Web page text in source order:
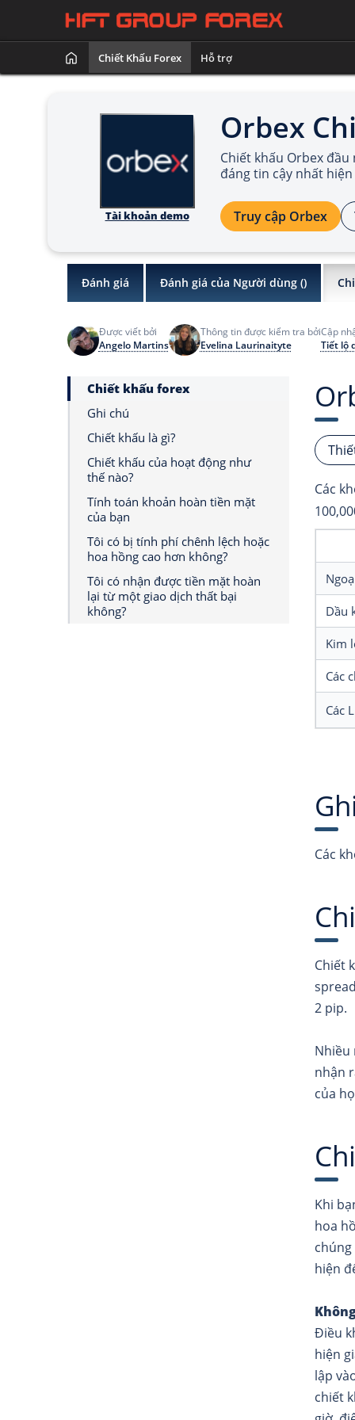
Chiết Khấu Forex Hỗ trợ
Tài khoản demo
Orbex
Chiết khấu Orbex
đáng tin cậy nhất hiện
Truy cập Orbex
Đánh giá Đánh giá của Người dùng ()
Được viết bởi
Angelo Martins
Thông tin được kiểm tra bởi
Evelina Laurinaityte
Cập
Tiết lộ
Chiết khấu forex
Ghi chú
Chiết khấu là gì?
Chiết khấu của hoạt động như
thế nào?
Tính toán khoản hoàn tiền mặt
của bạn
Tôi có bị tính phí chênh lệch hoặc
hoa hồng cao hơn không?
Tôi có nhận được tiền mặt hoàn
lại từ một giao dịch thất bại
không?
Các
Dầu
Kim
Các
Các
Các
Chiết
2 pip.
Nhiều
nhận
của
Khi
hoa
hiện
Điều
hiện
lập
chiết